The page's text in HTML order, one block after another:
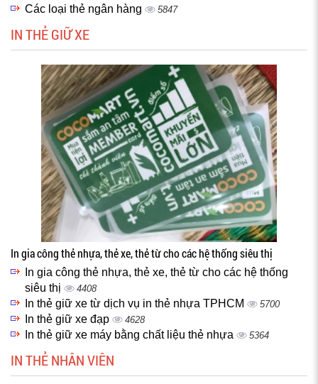
Các loại thẻ ngân hàng 5847
IN THẺ GIỮ XE
In gia công thẻ nhựa, thẻ xe, thẻ từ cho các hệ thống siêu thị
In gia công thẻ nhựa, thẻ xe, thẻ từ cho các hệ thống
siêu thị
4408
In thẻ giữ xe từ dịch vụ in thẻ nhựa TPHCM 5700
In thẻ giữ xe đạp 4628
In thẻ giữ xe máy bằng chất liệu thẻ nhựa 5364
IN THẺ NHÂN VIÊN